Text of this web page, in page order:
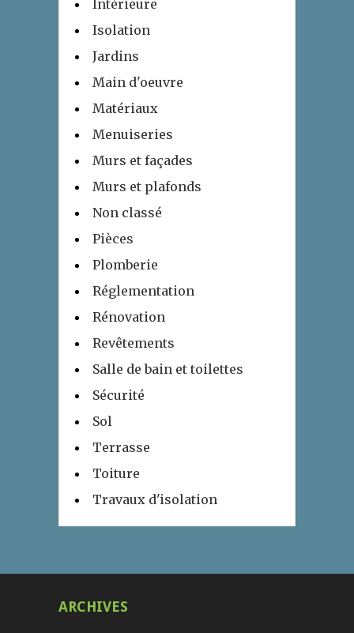
Intérieure
Isolation
Jardins
Main d'oeuvre
Matériaux
Menuiseries
Murs et façades
Murs et plafonds
Non classé
Pièces
Plomberie
Réglementation
Rénovation
Revêtements
Salle de bain et toilettes
Sécurité
Sol
Terrasse
Toiture
Travaux d'isolation
ARCHIVES